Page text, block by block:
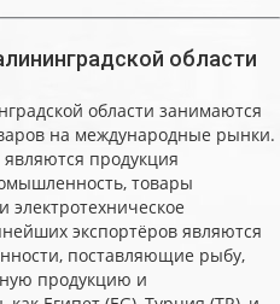
области
области занимаются
на международные рынки.
продукция
товары
экспортёров являются
поставляющие рыбу,
продукцию и